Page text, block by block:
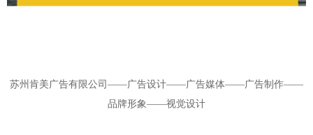
苏州肯美广告有限公司——广告设计——广告媒体——广告制作——
品牌形象——视觉设计